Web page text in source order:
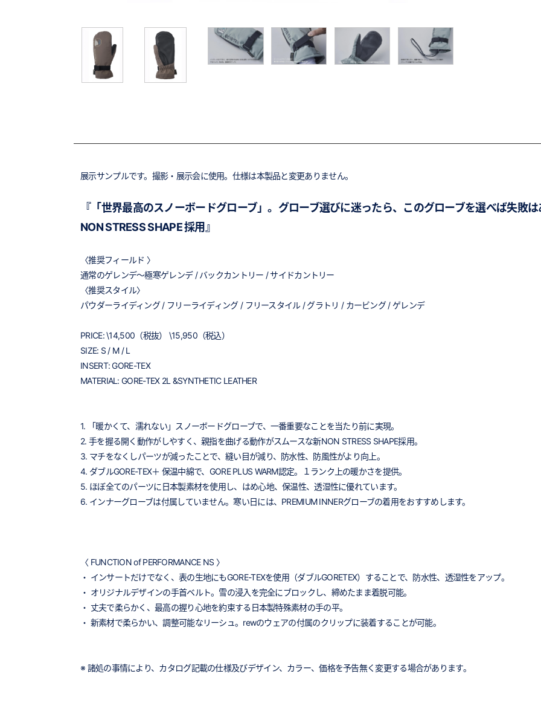
展示サンプルです。撮影・展示会に使用。仕様は本製品と変更ありません。
『「世界最高のスノーボードグローブ」。グローブ選びに迷ったら、このグローブを選べば失敗は
NON STRESS SHAPE 採用』
〈推奨フィールド 〉
通常のゲレンデ～極寒ゲレンデ / バックカントリー / サイドカントリー
〈推奨スタイル〉
パウダーライディング / フリーライディング / フリースタイル / グラトリ / カービング / ゲレンデ
PRICE: \14,500（税抜） \15,950（税込）
SIZE: S / M / L
INSERT: GORE-TEX
MATERIAL: GORE-TEX 2L &SYNTHETIC LEATHER
1. 「暖かくて、濡れない」スノーボードグローブで、一番重要なことを当たり前に実現。
2. 手を握る開く動作がしやすく、親指を曲げる動作がスムースな新NON STRESS SHAPE採用。
3. マチをなくしパーツが減ったことで、縫い目が減り、防水性、防風性がより向上。
4. ダブルGORE-TEX＋ 保温中綿で、GORE PLUS WARM認定。１ランク上の暖かさを提供。
5. ほぼ全てのパーツに日本製素材を使用し、はめ心地、保温性、透湿性に優れています。
6. インナーグローブは付属していません。寒い日には、PREMIUM INNERグローブの着用をおすすめします。
〈 FUNCTION of PERFORMANCE NS 〉
・ インサートだけでなく、表の生地にもGORE-TEXを使用（ダブルGORETEX）することで、防水性、透湿性をアップ。
・ オリジナルデザインの手首ベルト。雪の浸入を完全にブロックし、締めたまま着脱可能。
・ 丈夫で柔らかく、最高の握り心地を約束する日本製特殊素材の手の平。
・ 新素材で柔らかい、調整可能なリーシュ。rewのウェアの付属のクリップに装着することが可能。
※ 諸処の事情により、カタログ記載の仕様及びデザイン、カラー、価格を予告無く変更する場合があります。